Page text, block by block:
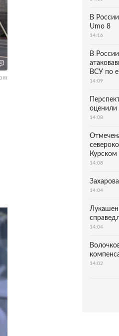
В
Umo 8
14:16
В
ВСУ по
14:09
оценили
14:08
Курском
14:08
14:04
14:04
14:02